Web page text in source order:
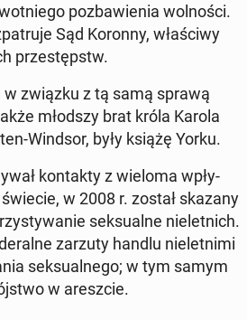
po­zba­wie­nia wol­no­ści.
Sąd Koronny, wła­ści­wy
prze­stępstw.
w związku z tą samą sprawą
młodszy brat króla Karola
Windsor, były książę Yorku.
kon­tak­ty z wieloma wpły­
w 2008 r. został skazany
sek­su­al­ne nie­let­nich.
zarzuty handlu nie­let­ni­mi
sek­su­al­ne­go; w tym samym
w aresz­cie.